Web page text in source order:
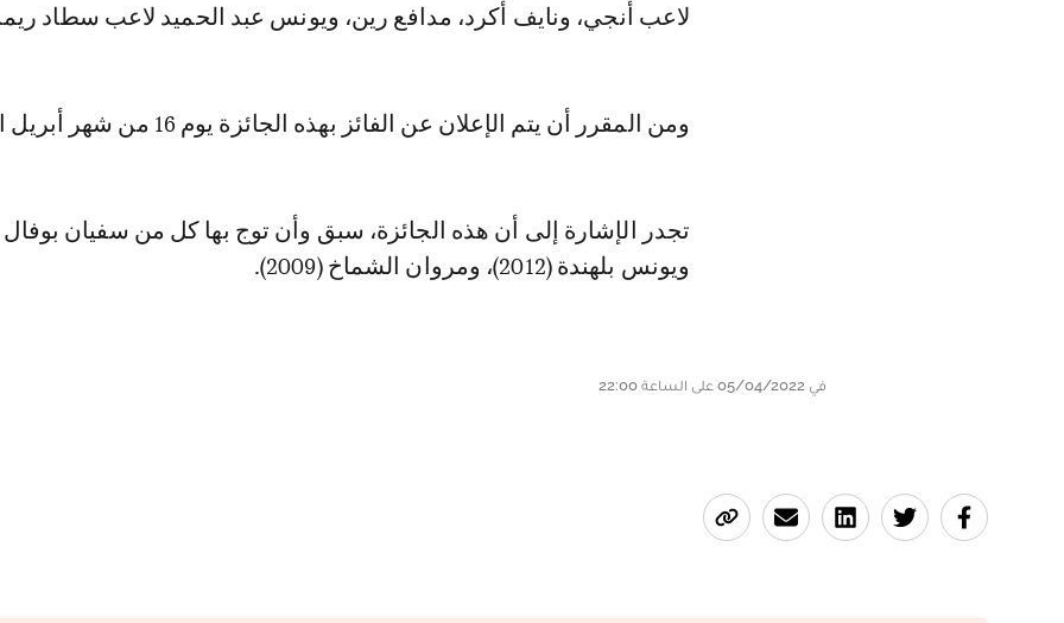
لاعب أنجي، ونايف أكرد، مدافع رين، ويونس عبد الحميد لاعب سطاد
ومن المقرر أن يتم الإعلان عن الفائز بهذه الجائزة يوم 16 من شهر أبريل الجاري.
ويونس بلهندة (2012)، ومروان الشماخ (2009).
في 05/04/2022 على الساعة 22:00